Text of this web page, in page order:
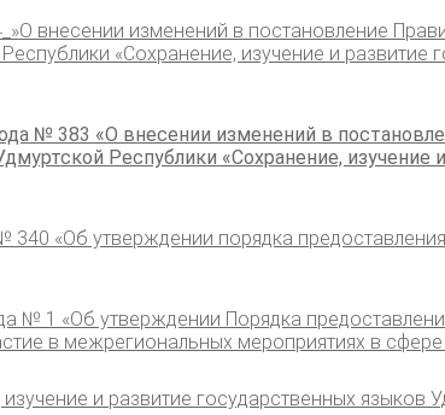
внесении изменений в постановление
«Сохранение, изучение и развитие
№ 383 «О внесении изменений в
Республики «Сохранение,
«Об утверждении порядка
№ 1 «Об утверждении Порядка
в межрегиональных мероприятиях в
и развитие государственных языков